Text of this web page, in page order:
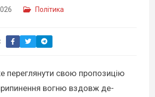
Політика
переглянути свою пропозицію
вогню вздовж де-